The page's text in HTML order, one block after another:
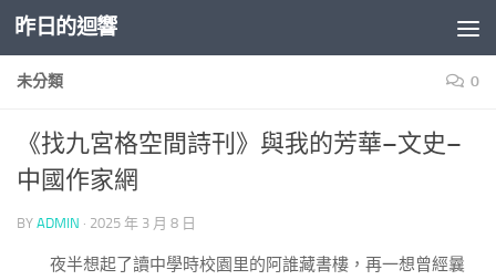
Skip to content
昨日的迴響
未分類 0
《找九宮格空間詩刊》與我的芳華–文史–
中國作家網
BY ADMIN · 2025 年 3 月 8 日
夜半想起了讀中學時校園里的阿誰藏書樓，再一想曾經曩